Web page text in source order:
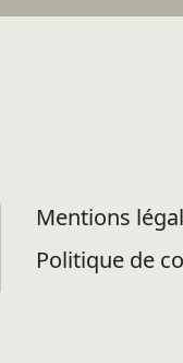
Mentions
Politique de